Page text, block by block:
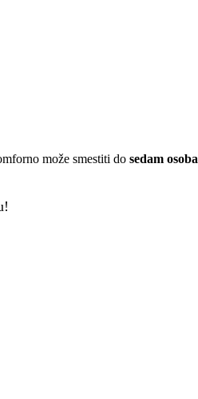
može smestiti dosedam osoba